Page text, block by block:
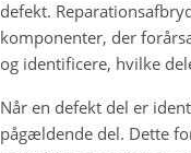
defekt.
komponenter, der
og identificere, hvilke
Når en defekt del er
pågældende del. Dette